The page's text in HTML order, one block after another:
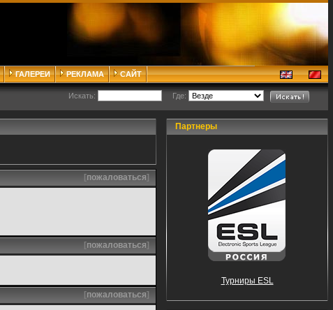
ГАЛЕРЕИ РЕКЛАМА САЙТ
Искать: Где:
[пожаловаться]
[пожаловаться]
[пожаловаться]
Партнеры
Турниры ESL